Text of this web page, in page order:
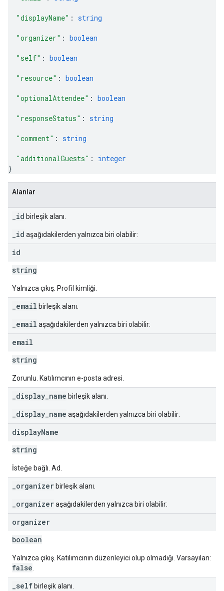
"displayName" : string
"organizer" : boolean
"self" : boolean
"resource" : boolean
"optionalAttendee" : boolean
"responseStatus" : string
"comment" : string
"additionalGuests" : integer
}
Alanlar
_id birleşik alanı.
_id aşağıdakilerden yalnızca biri olabilir:
id
string
Yalnızca çıkış. Profil kimliği.
_email birleşik alanı.
_email aşağıdakilerden yalnızca biri olabilir:
email
string
Zorunlu. Katılımcının e-posta adresi.
_display_name birleşik alanı.
_display_name aşağıdakilerden yalnızca biri olabilir:
displayName
string
İsteğe bağlı. Ad.
_organizer birleşik alanı.
_organizeraşağıdakilerden yalnızca biri olabilir:
organizer
boolean
Yalnızca çıkış. Katılımcının düzenleyici olup olmadığı. Varsayılan:
false
_self birleşik alanı.